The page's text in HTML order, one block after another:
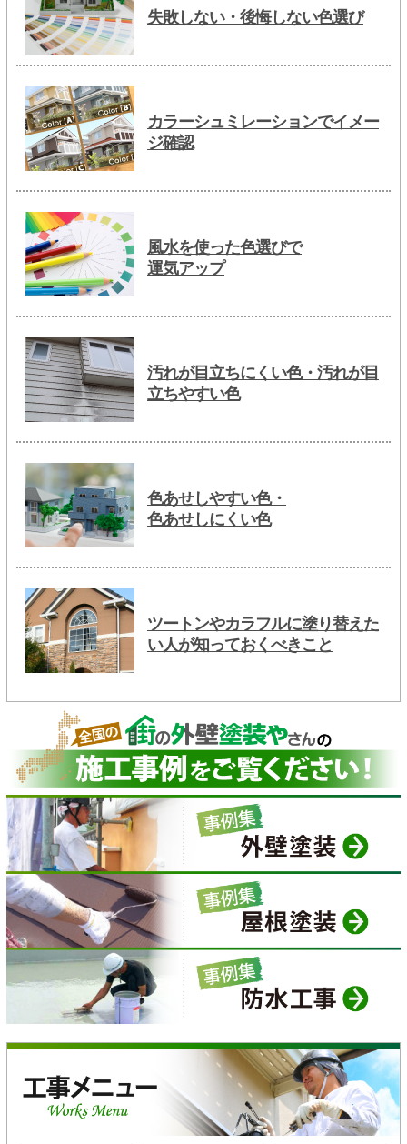
失敗しない・後悔しない色選び
カラーシュミレーションでイメー
ジ確認
風水を使った色選びで
運気アップ
汚れが目立ちにくい色・汚れが目
立ちやすい色
色あせしやすい色・
色あせしにくい色
ツートンやカラフルに塗り替えた
い人が知っておくべきこと